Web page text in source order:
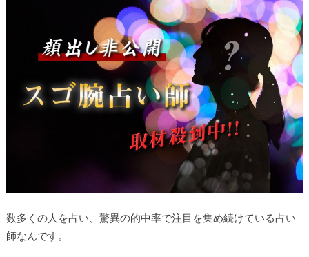
数多くの人を占い、驚異の的中率で注目を集め続けている占い
師なんです。